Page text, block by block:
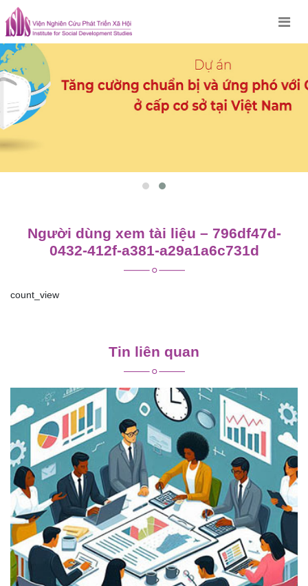
Skip
to
content
Người dùng xem tài liệu – 796df47d-
0432-412f-a381-a29a1a6c731d
count_view
viết
Tin liên quan